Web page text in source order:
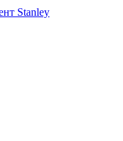
Stanley